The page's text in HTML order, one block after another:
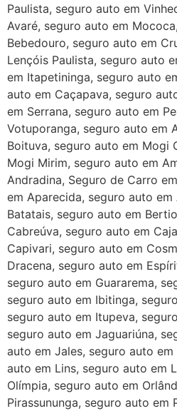
Paulista, seguro auto em
Avaré, seguro auto em
Bebedouro, seguro auto em
Lençóis Paulista, seguro auto
em Itapetininga, seguro auto
auto em Caçapava, seguro
em Serrana, seguro auto em
Votuporanga, seguro auto em
Boituva, seguro auto em Mogi
Mogi Mirim, seguro auto em
Andradina, Seguro de Carro
em Aparecida, seguro auto
Batatais, seguro auto em
Cabreúva, seguro auto em
Capivari, seguro auto em
Dracena, seguro auto em
seguro auto em Guararema,
seguro auto em Ibitinga,
seguro auto em Itupeva,
seguro auto em Jaguariúna,
auto em Jales, seguro auto
auto em Lins, seguro auto em
Olímpia, seguro auto em
Pirassununga, seguro auto em